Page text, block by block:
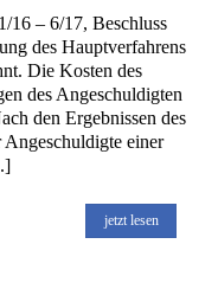
16 – 6/17, Beschluss
des Hauptverfahrens
Die Kosten des
des Angeschuldigten
den Ergebnissen des
Angeschuldigte einer
jetzt lesen